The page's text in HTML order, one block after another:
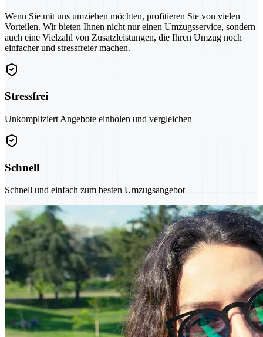
Wenn Sie mit uns umziehen möchten, profitieren Sie von vielen
Vorteilen. Wir bieten Ihnen nicht nur einen Umzugsservice, sondern
auch eine Vielzahl von Zusatzleistungen, die Ihren Umzug noch
einfacher und stressfreier machen.
Stressfrei
Unkompliziert Angebote einholen und vergleichen
Schnell
Schnell und einfach zum besten Umzugsangebot